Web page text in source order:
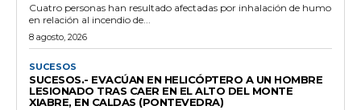
Cuatro personas han resultado afectadas por inhalación de humo
en relación al incendio de...
8 agosto, 2026
SUCESOS
SUCESOS.- EVACÚAN EN HELICÓPTERO A UN HOMBRE
LESIONADO TRAS CAER EN EL ALTO DEL MONTE
XIABRE, EN CALDAS (PONTEVEDRA)